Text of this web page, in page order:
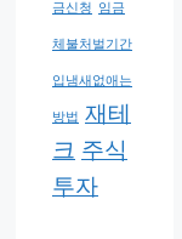
금신청 임금
체불처벌기간
입냄새없애는
방법 재테
크 주식
투자